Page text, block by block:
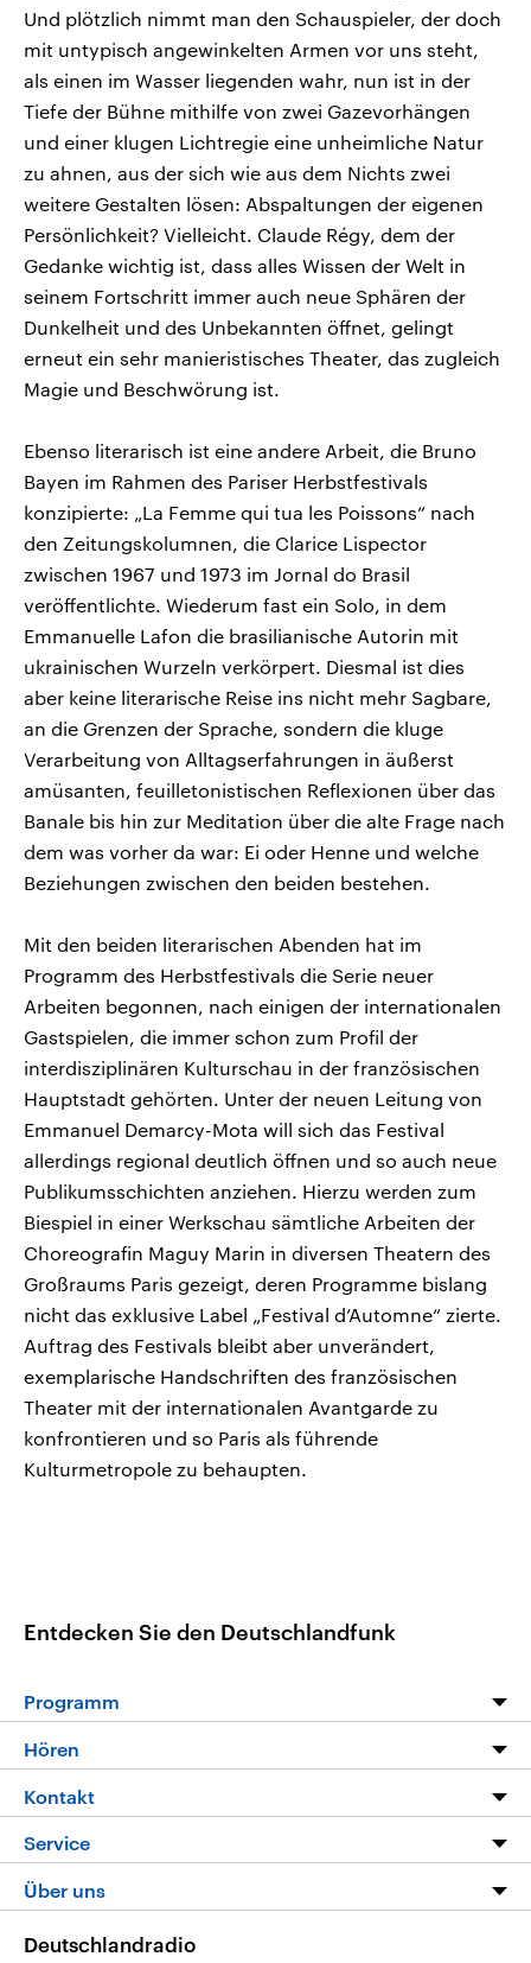
Und plötzlich nimmt man den Schauspieler, der doch
mit untypisch angewinkelten Armen vor uns steht,
als einen im Wasser liegenden wahr, nun ist in der
Tiefe der Bühne mithilfe von zwei Gazevorhängen
und einer klugen Lichtregie eine unheimliche Natur
zu ahnen, aus der sich wie aus dem Nichts zwei
weitere Gestalten lösen: Abspaltungen der eigenen
Persönlichkeit? Vielleicht. Claude Régy, dem der
Gedanke wichtig ist, dass alles Wissen der Welt in
seinem Fortschritt immer auch neue Sphären der
Dunkelheit und des Unbekannten öffnet, gelingt
erneut ein sehr manieristisches Theater, das zugleich
Magie und Beschwörung ist.
Ebenso literarisch ist eine andere Arbeit, die Bruno
Bayen im Rahmen des Pariser Herbstfestivals
konzipierte: „La Femme qui tua les Poissons“ nach
den Zeitungskolumnen, die Clarice Lispector
zwischen 1967 und 1973 im Jornal do Brasil
veröffentlichte. Wiederum fast ein Solo, in dem
Emmanuelle Lafon die brasilianische Autorin mit
ukrainischen Wurzeln verkörpert. Diesmal ist dies
aber keine literarische Reise ins nicht mehr Sagbare,
an die Grenzen der Sprache, sondern die kluge
Verarbeitung von Alltagserfahrungen in äußerst
amüsanten, feuilletonistischen Reflexionen über das
Banale bis hin zur Meditation über die alte Frage nach
dem was vorher da war: Ei oder Henne und welche
Beziehungen zwischen den beiden bestehen.
Mit den beiden literarischen Abenden hat im
Programm des Herbstfestivals die Serie neuer
Arbeiten begonnen, nach einigen der internationalen
Gastspielen, die immer schon zum Profil der
interdisziplinären Kulturschau in der französischen
Hauptstadt gehörten. Unter der neuen Leitung von
Emmanuel Demarcy-Mota will sich das Festival
allerdings regional deutlich öffnen und so auch neue
Publikumsschichten anziehen. Hierzu werden zum
Biespiel in einer Werkschau sämtliche Arbeiten der
Choreografin Maguy Marin in diversen Theatern des
Großraums Paris gezeigt, deren Programme bislang
nicht das exklusive Label „Festival d’Automne“ zierte.
Auftrag des Festivals bleibt aber unverändert,
exemplarische Handschriften des französischen
Theater mit der internationalen Avantgarde zu
konfrontieren und so Paris als führende
Kulturmetropole zu behaupten.
Entdecken Sie den Deutschlandfunk
Programm
Die Nachrichten
Nachrichtenleicht
Neue Beiträge auf dlf.de
Hören
Livestream
Podcasts
Deutschlandfunk App
Nachrichten App
Kontakt
Hörerservice
Service
FAQ
Über uns
Deutschlandradio